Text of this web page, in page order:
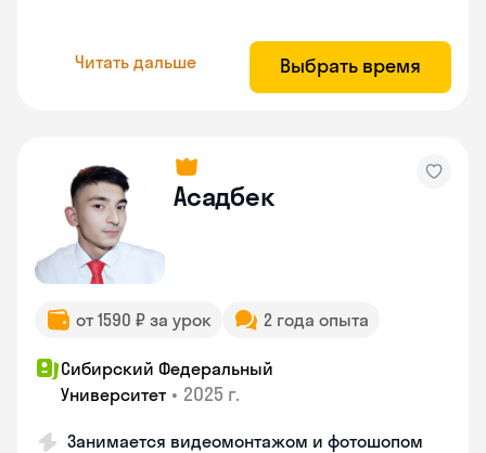
Читать дальше Выбрать время
Асадбек
от 1590 ₽ за урок 2 года опыта
Сибирский Федеральный
Университет • 2025 г.
Занимается видеомонтажом и фотошопом